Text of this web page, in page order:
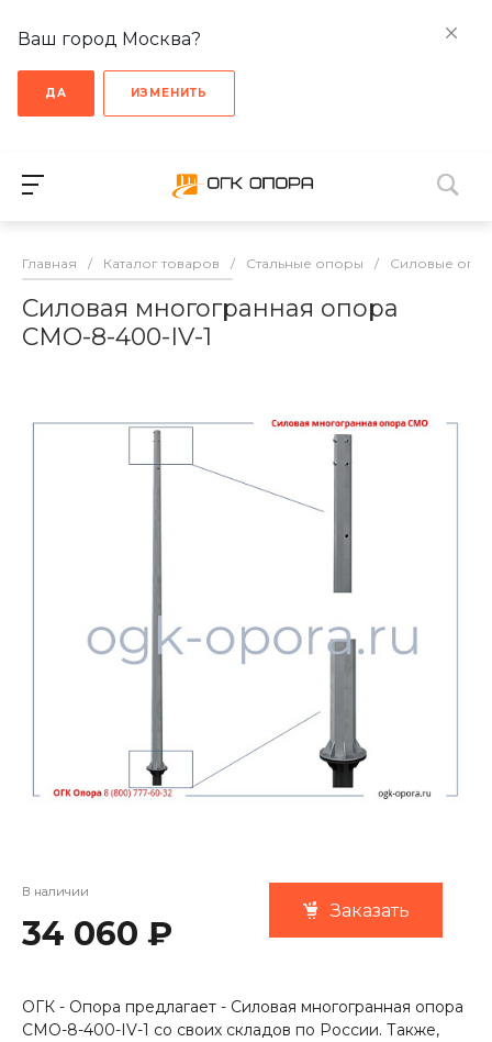
Ваш город Москва?
ДА ИЗМЕНИТЬ
Главная / Каталог товаров / Стальные опоры / Cиловые
Силовая многогранная опора
СМО-8-400-IV-1
В наличии
34 060 ₽
Заказать
ОГК - Опора предлагает - Силовая многогранная опора
СМО-8-400-IV-1 со своих складов по России. Также,